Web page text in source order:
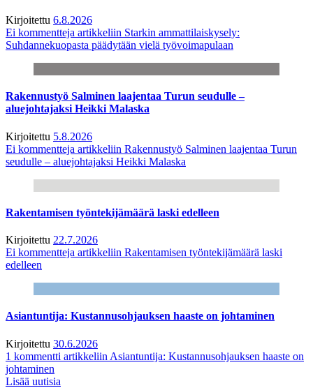
Kirjoitettu 6.8.2026
Ei kommentteja artikkeliin Starkin ammattilaiskysely:
Suhdannekuopasta päädytään vielä työvoimapulaan
Rakennustyö Salminen laajentaa Turun seudulle –
aluejohtajaksi Heikki Malaska
Kirjoitettu 5.8.2026
Ei kommentteja artikkeliin Rakennustyö Salminen laajentaa Turun
seudulle – aluejohtajaksi Heikki Malaska
Rakentamisen työntekijämäärä laski edelleen
Kirjoitettu 22.7.2026
Ei kommentteja artikkeliin Rakentamisen työntekijämäärä laski
edelleen
Asiantuntija: Kustannusohjauksen haaste on johtaminen
Kirjoitettu 30.6.2026
1 kommentti artikkeliin Asiantuntija: Kustannusohjauksen haaste on
johtaminen
Lisää uutisia